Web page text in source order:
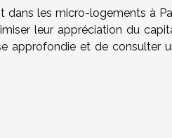
dans les micro-logements à
leur appréciation du
approfondie et de consulter